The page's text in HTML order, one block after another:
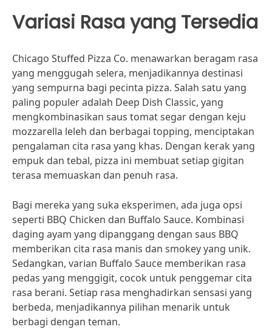
Variasi Rasa yang Tersedia
Chicago Stuffed Pizza Co. menawarkan beragam rasa
yang menggugah selera, menjadikannya destinasi
yang sempurna bagi pecinta pizza. Salah satu yang
paling populer adalah Deep Dish Classic, yang
mengkombinasikan saus tomat segar dengan keju
mozzarella leleh dan berbagai topping, menciptakan
pengalaman cita rasa yang khas. Dengan kerak yang
empuk dan tebal, pizza ini membuat setiap gigitan
terasa memuaskan dan penuh rasa.
Bagi mereka yang suka eksperimen, ada juga opsi
seperti BBQ Chicken dan Buffalo Sauce. Kombinasi
daging ayam yang dipanggang dengan saus BBQ
memberikan cita rasa manis dan smokey yang unik.
Sedangkan, varian Buffalo Sauce memberikan rasa
pedas yang menggigit, cocok untuk penggemar cita
rasa berani. Setiap rasa menghadirkan sensasi yang
berbeda, menjadikannya pilihan menarik untuk
berbagi dengan teman.